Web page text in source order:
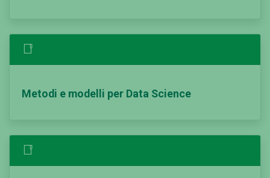
Metodi e modelli per Data Science